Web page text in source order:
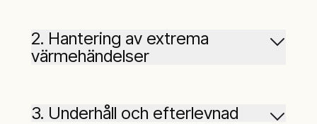
2. Hantering av extrema
värmehändelser
3. Underhåll och efterlevnad